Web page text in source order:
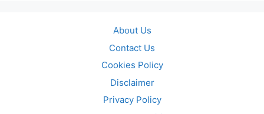
About Us
Contact Us
Cookies Policy
Disclaimer
Privacy Policy